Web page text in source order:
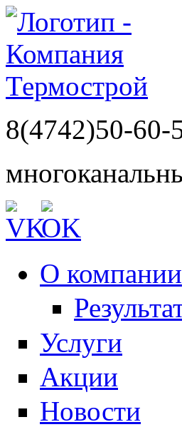
8(4742)50-60-
О компании
Услуги
Акции
Новости